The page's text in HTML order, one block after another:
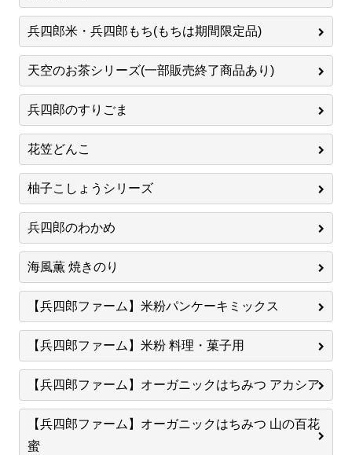
兵四郎米・兵四郎もち(もちは期間限定品)
天空のお茶シリーズ(一部販売終了商品あり)
兵四郎のすりごま
花笠どんこ
柚子こしょうシリーズ
兵四郎のわかめ
海風薫 焼きのり
【兵四郎ファーム】米粉パンケーキミックス
【兵四郎ファーム】米粉 料理・菓子用
【兵四郎ファーム】オーガニックはちみつ アカシア
【兵四郎ファーム】オーガニックはちみつ 山の百花
蜜